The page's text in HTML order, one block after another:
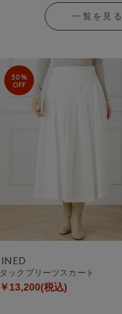
一覧を見る
50%
OFF
INED
タックプリーツスカート
￥13,200(税込)